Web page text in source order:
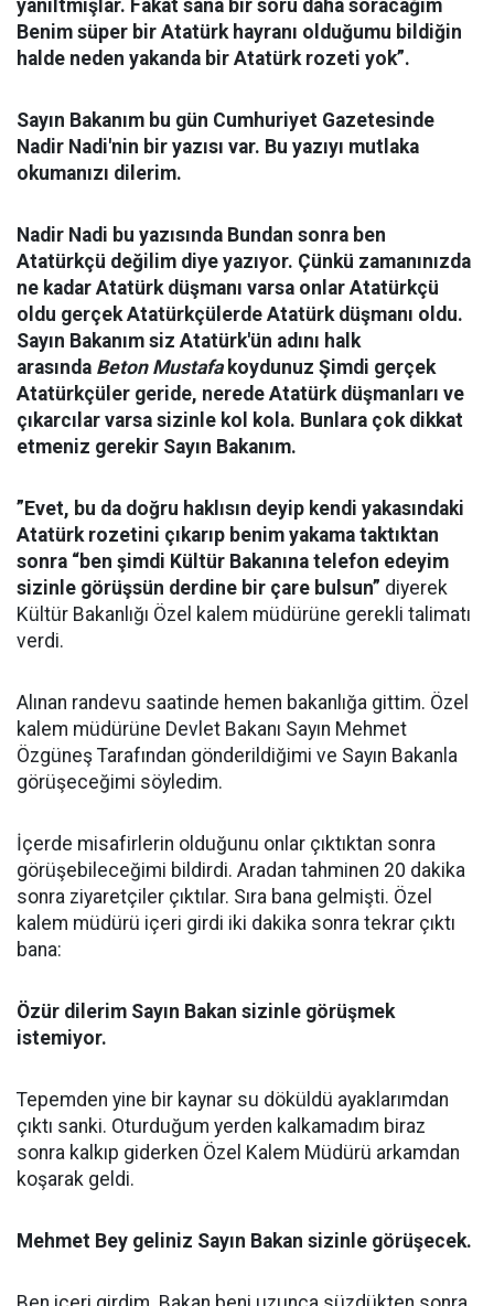
yanıltmışlar. Fakat sana bir soru daha soracağım
Benim süper bir Atatürk hayranı olduğumu bildiğin
halde neden yakanda bir Atatürk rozeti yok”.
Sayın Bakanım bu gün Cumhuriyet Gazetesinde
Nadir Nadi'nin bir yazısı var. Bu yazıyı mutlaka
okumanızı dilerim.
Nadir Nadi bu yazısında Bundan sonra ben
Atatürkçü değilim diye yazıyor. Çünkü zamanınızda
ne kadar Atatürk düşmanı varsa onlar Atatürkçü
oldu gerçek Atatürkçülerde Atatürk düşmanı oldu.
Sayın Bakanım siz Atatürk'ün adını halk
arasında Beton Mustafakoydunuz Şimdi gerçek
Atatürkçüler geride, nerede Atatürk düşmanları ve
çıkarcılar varsa sizinle kol kola. Bunlara çok dikkat
etmeniz gerekir Sayın Bakanım.
”Evet, bu da doğru haklısın deyip kendi yakasındaki
Atatürk rozetini çıkarıp benim yakama taktıktan
sonra “ben şimdi Kültür Bakanına telefon edeyim
sizinle görüşsün derdine bir çare bulsun” diyerek
Kültür Bakanlığı Özel kalem müdürüne gerekli talimatı
verdi.
Alınan randevu saatinde hemen bakanlığa gittim. Özel
kalem müdürüne Devlet Bakanı Sayın Mehmet
Özgüneş Tarafından gönderildiğimi ve Sayın Bakanla
görüşeceğimi söyledim.
İçerde misafirlerin olduğunu onlar çıktıktan sonra
görüşebileceğimi bildirdi. Aradan tahminen 20 dakika
sonra ziyaretçiler çıktılar. Sıra bana gelmişti. Özel
kalem müdürü içeri girdi iki dakika sonra tekrar çıktı
bana:
Özür dilerim Sayın Bakan sizinle görüşmek
istemiyor.
Tepemden yine bir kaynar su döküldü ayaklarımdan
çıktı sanki. Oturduğum yerden kalkamadım biraz
sonra kalkıp giderken Özel Kalem Müdürü arkamdan
koşarak geldi.
Mehmet Bey geliniz Sayın Bakan sizinle görüşecek.